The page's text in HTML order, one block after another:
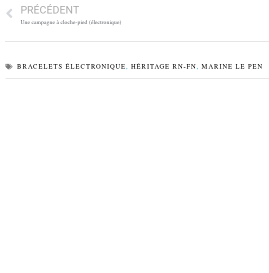
PRÉCÉDENT
Une campagne à cloche-pied (électronique)
BRACELETS ÉLECTRONIQUE, HÉRITAGE RN-FN, MARINE LE PEN